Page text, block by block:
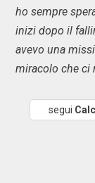
ho sempre
inizi dopo il
avevo una
miracolo che ci
segui